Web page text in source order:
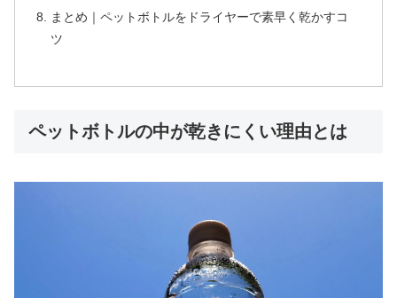
まとめ｜ペットボトルをドライヤーで素早く乾かすコ
ツ
ペットボトルの中が乾きにくい理由とは